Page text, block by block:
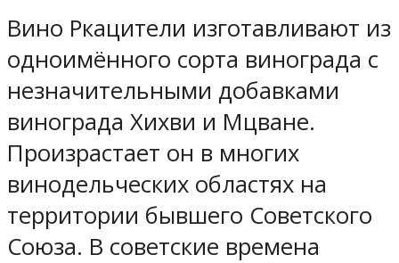
Вино Ркацители изготавливают из
одноимённого сорта винограда с
незначительными добавками
винограда Хихви и Мцване.
Произрастает он в многих
винодельческих областях на
территории бывшего Советского
Союза. В советские времена